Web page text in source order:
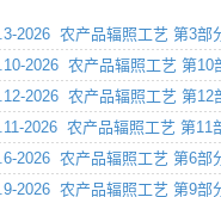
2026 农产品辐照工艺 第3部
2026 农产品辐照工艺 第10
2026 农产品辐照工艺 第12
2026 农产品辐照工艺 第11
2026 农产品辐照工艺 第6部
2026 农产品辐照工艺 第9部